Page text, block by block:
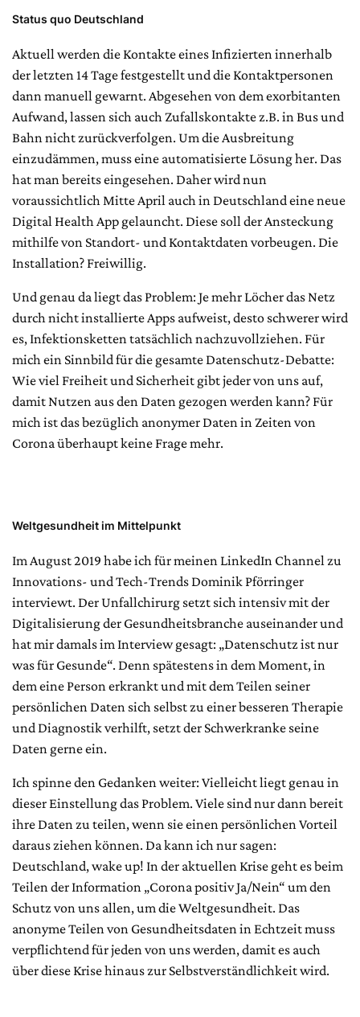
Status quo Deutschland
Aktuell werden die Kontakte eines Infizierten innerhalb
der letzten 14 Tage festgestellt und die Kontaktpersonen
dann manuell gewarnt. Abgesehen von dem exorbitanten
Aufwand, lassen sich auch Zufallskontakte z.B. in Bus und
Bahn nicht zurückverfolgen. Um die Ausbreitung
einzudämmen, muss eine automatisierte Lösung her. Das
hat man bereits eingesehen. Daher wird nun
voraussichtlich Mitte April auch in Deutschland eine neue
Digital Health App gelauncht. Diese soll der Ansteckung
mithilfe von Standort- und Kontaktdaten vorbeugen. Die
Installation? Freiwillig.
Und genau da liegt das Problem: Je mehr Löcher das Netz
durch nicht installierte Apps aufweist, desto schwerer wird
es, Infektionsketten tatsächlich nachzuvollziehen. Für
mich ein Sinnbild für die gesamte Datenschutz-Debatte:
Wie viel Freiheit und Sicherheit gibt jeder von uns auf,
damit Nutzen aus den Daten gezogen werden kann? Für
mich ist das bezüglich anonymer Daten in Zeiten von
Corona überhaupt keine Frage mehr.
Weltgesundheit im Mittelpunkt
Im August 2019 habe ich für meinen LinkedIn Channel zu
Innovations- und Tech-Trends Dominik Pförringer
interviewt. Der Unfallchirurg setzt sich intensiv mit der
Digitalisierung der Gesundheitsbranche auseinander und
hat mir damals im Interview gesagt: „Datenschutz ist nur
was für Gesunde“. Denn spätestens in dem Moment, in
dem eine Person erkrankt und mit dem Teilen seiner
persönlichen Daten sich selbst zu einer besseren Therapie
und Diagnostik verhilft, setzt der Schwerkranke seine
Daten gerne ein.
Ich spinne den Gedanken weiter: Vielleicht liegt genau in
dieser Einstellung das Problem. Viele sind nur dann bereit
ihre Daten zu teilen, wenn sie einen persönlichen Vorteil
daraus ziehen können. Da kann ich nur sagen:
Deutschland, wake up! In der aktuellen Krise geht es beim
Teilen der Information „Corona positiv Ja/Nein“ um den
Schutz von uns allen, um die Weltgesundheit. Das
anonyme Teilen von Gesundheitsdaten in Echtzeit muss
verpflichtend für jeden von uns werden, damit es auch
über diese Krise hinaus zur Selbstverständlichkeit wird.